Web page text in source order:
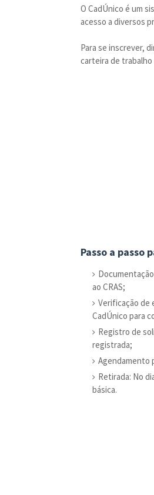
O CadÚnico é um
acesso a diversos
Para se inscrever,
carteira de trabalho
Passo a passo
ao CRAS;
Verificação de
CadÚnico para
Registro de
registrada;
Agendamento
Retirada: No
básica.